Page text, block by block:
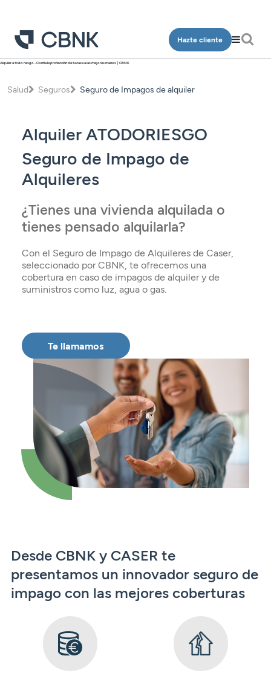
Hazte cliente
Personas
Programa Más CBNK
Depósitos
Financiación
Inversión
Planes de pensiones
Tarjetas
Seguros
Servicios
Empresa
Depósitos
Financiación
Avales
Banca Partner
Inversión
Tarjetas
Seguros
Inversión
Planes de pensiones
Cuentas
Financiación
Planes de pensiones
Tarjetas
Servicios
Expatriados
Programa Más CBNK Farma
Cuentas
Depósitos
Inversión
Planes de pensiones
Seguros
Servicios
Conócenos
Oficinas
Contacto
ES
Acceso clientes
Alquiler a todo riesgo - Confía la protección de tu casa a las mejores manos | CBNK
Salud Seguros Seguro de Impagos de alquiler
Alquiler ATODORIESGO
Seguro de Impago de
Alquileres
¿Tienes una vivienda alquilada o
tienes pensado alquilarla?
Con el Seguro de Impago de Alquileres de Caser,
seleccionado por CBNK, te ofrecemos una
cobertura en caso de impagos de alquiler y de
suministros como luz, agua o gas.
Te llamamos
Desde CBNK y CASER te
presentamos un innovador seguro de
impago con las mejores coberturas